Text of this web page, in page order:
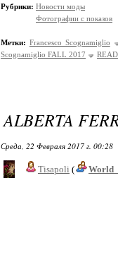
Рубрики: Новости моды
Фотографии с показов
Метки: Francesco Scognamiglio
Scognamiglio FALL 2017
ALBERTA
Среда, 22 Февраля 2017 г. 00:28
Tisapoli (